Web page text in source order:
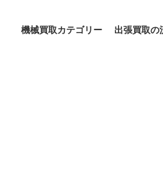
機械買取カテゴリー 出張買取の